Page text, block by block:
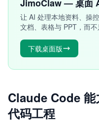
JimoClaw — 桌面
让 AI 处理本地资料、操
文档、表格与 PPT，而不
下载桌面版
Claude Code 能
代码工程